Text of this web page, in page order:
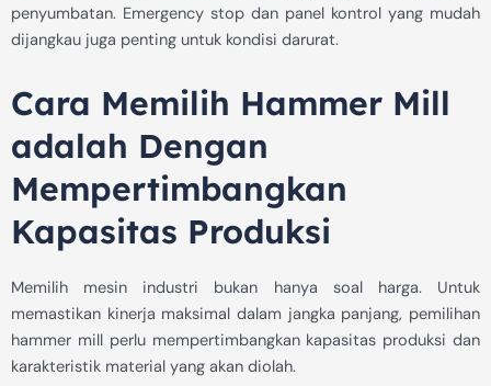
penyumbatan. Emergency stop dan panel kontrol yang mudah
dijangkau juga penting untuk kondisi darurat.
Cara Memilih Hammer Mill
adalah Dengan
Mempertimbangkan
Kapasitas Produksi
Memilih mesin industri bukan hanya soal harga. Untuk
memastikan kinerja maksimal dalam jangka panjang, pemilihan
hammer mill perlu mempertimbangkan kapasitas produksi dan
karakteristik material yang akan diolah.